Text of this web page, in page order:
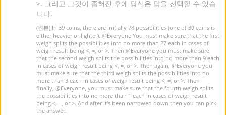
>. 그리고 그것이 좁혀진 후에 당신은 답을 선택할 수 있습
니다.
(원본) In 39 coins, there are initially 78 possibilities (one of 39 coins is
either heavier or lighter). @Everyone You must make sure that the first
weigh splits the possibilities into no more than 27 each in cases of
weigh result being <, =, or >. Then @Everyone you must make sure
that the second weigh splits the possibilities into no more than 9 each
in cases of weigh result being <, =, or >. Then again, @Everyone you
must make sure that the third weigh splits the possibilities into no
more than 3 each in cases of weigh result being <, =, or >. Then
finally, @Everyone, you must make sure that the fourth weigh splits
the possibilities into no more than 1 each in cases of weigh result
being <, =, or >. And after it's been narrowed down then you can pick
the answer.